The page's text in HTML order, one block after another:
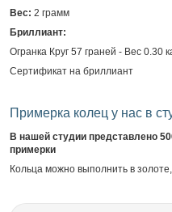
Вес: 2 грамм
Бриллиант:
Огранка Круг 57 граней - Вес 0.30
Сертификат на бриллиант
Примерка колец у нас в
В нашей студии представлено
примерки
Кольца можно выполнить в